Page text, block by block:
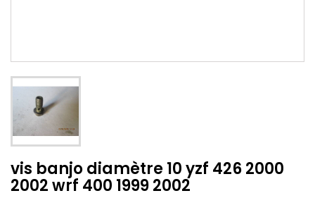
vis banjo diamètre 10 yzf 426 2000
2002 wrf 400 1999 2002